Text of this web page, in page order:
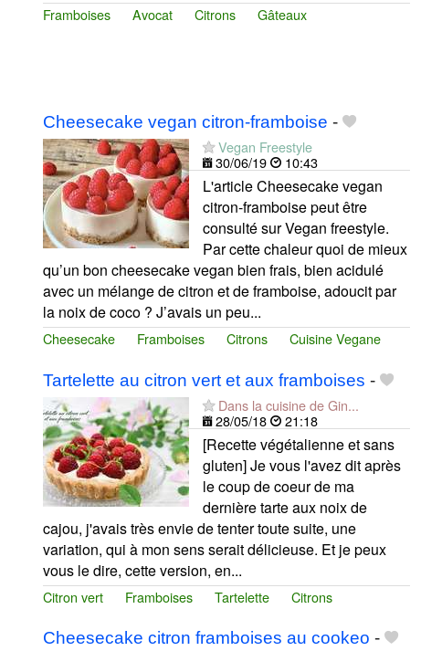
Framboises Avocat Citrons Gâteaux
Cheesecake vegan citron-framboise -
Vegan Freestyle
30/06/19
10:43
L'article Cheesecake vegan
citron-framboise peut être
consulté sur Vegan freestyle.
Par cette chaleur quoi de mieux
qu’un bon cheesecake vegan bien frais, bien acidulé
avec un mélange de citron et de framboise, adoucit par
la noix de coco ? J’avais un peu...
Cheesecake Framboises Citrons Cuisine Vegane
Tartelette au citron vert et aux framboises -
Dans la cuisine de Gin...
28/05/18
21:18
[Recette végétalienne et sans
gluten] Je vous l'avez dit après
le coup de coeur de ma
dernière tarte aux noix de
cajou, j'avais très envie de tenter toute suite, une
variation, qui à mon sens serait délicieuse. Et je peux
vous le dire, cette version, en...
Citron vert Framboises Tartelette Citrons
Cheesecake citron framboises au cookeo -